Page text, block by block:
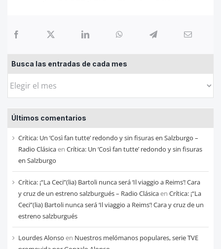
Busca las entradas de cada mes
Busca
entradas
de
cada
mes
Últimos comentarios
Crítica: Un ‘Così fan tutte’ redondo y sin fisuras en Salzburgo –
Radio Clásicaen Crítica: Un ‘Così fan tutte’ redondo y sin fisuras
en Salzburgo
Crítica: ¡“La Ceci”(lia) Bartoli nunca será ‘Il viaggio a Reims’! Cara
y cruz de un estreno salzburgués – Radio Clásicaen Crítica: ¡“La
Ceci”(lia) Bartoli nunca será ‘Il viaggio a Reims’! Cara y cruz de un
estreno salzburgués
Lourdes Alonso en Nuestros melómanos populares, serie TVE